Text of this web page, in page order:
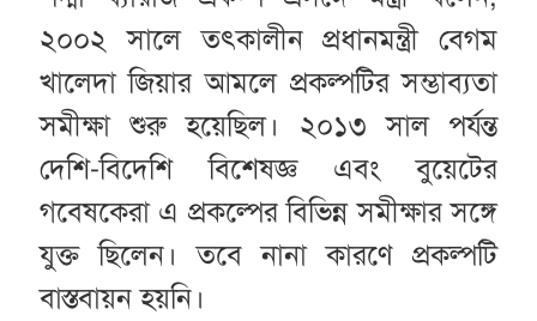
২০০২ সালে তৎকালীন প্রধানমন্ত্রী বেগম
খালেদা জিয়ার আমলে প্রকল্পটির সম্ভাব্যতা
সমীক্ষা শুরু হয়েছিল। ২০১৩ সাল পর্যন্ত
দেশি-বিদেশি বিশেষজ্ঞ এবং বুয়েটের
গবেষকেরা এ প্রকল্পের বিভিন্ন সমীক্ষার সঙ্গে
যুক্ত ছিলেন। তবে নানা কারণে প্রকল্পটি
বাস্তবায়ন হয়নি।